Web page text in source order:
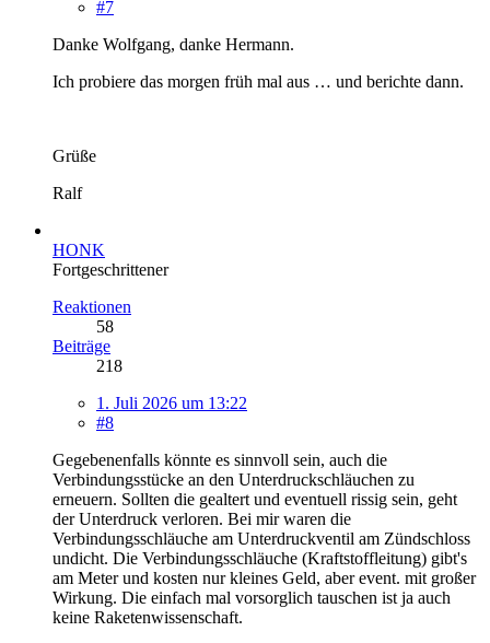
#7
Danke Wolfgang, danke Hermann.
Ich probiere das morgen früh mal aus … und berichte dann.
Grüße
Ralf
HONK
Fortgeschrittener
Reaktionen
58
Beiträge
218
1. Juli 2026 um 13:22
#8
Gegebenenfalls könnte es sinnvoll sein, auch die
Verbindungsstücke an den Unterdruckschläuchen zu
erneuern. Sollten die gealtert und eventuell rissig sein, geht
der Unterdruck verloren. Bei mir waren die
Verbindungsschläuche am Unterdruckventil am Zündschloss
undicht. Die Verbindungsschläuche (Kraftstoffleitung) gibt's
am Meter und kosten nur kleines Geld, aber event. mit großer
Wirkung. Die einfach mal vorsorglich tauschen ist ja auch
keine Raketenwissenschaft.